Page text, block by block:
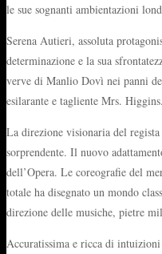
le sue sognanti ambientazioni
Serena Autieri, assoluta
determinazione e la sua
verve di Manlio Dovì nei panni
esilarante e tagliente Mrs.
La direzione visionaria del regista
sorprendente. Il nuovo
dell’Opera. Le coreografie del
totale ha disegnato un mondo
direzione delle musiche, pietre
Accuratissima e ricca di